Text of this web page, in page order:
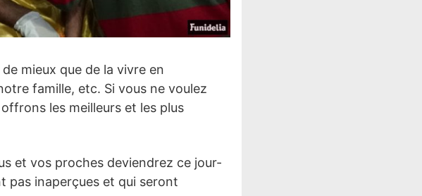
mieux que de la vivre en
famille, etc. Si vous ne voulez
les meilleurs et les plus
et vos proches deviendrez ce jour-
pas inaperçues et qui seront